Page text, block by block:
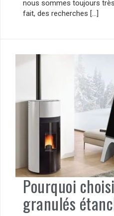
nous sommes toujours
fait, des recherches […]
Pourquoi
granulés